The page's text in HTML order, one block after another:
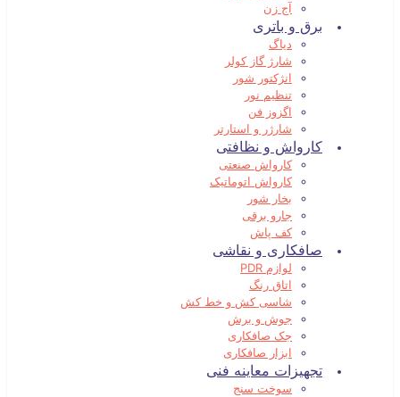
آج زن
برق و باتری
دیاگ
شارژ گاز کولر
انژکتور شور
تنظیم نور
اگزوز فن
شارژر و استارتر
کارواش و نظافتی
کارواش صنعتی
کارواش اتوماتیک
بخار شور
جارو برقی
کف پاش
صافکاری و نقاشی
لوازم PDR
اتاق رنگ
شاسی کش و خط کش
جوش و برش
جک صافکاری
ابزار صافکاری
تجهیزات معاینه فنی
سوخت سنج